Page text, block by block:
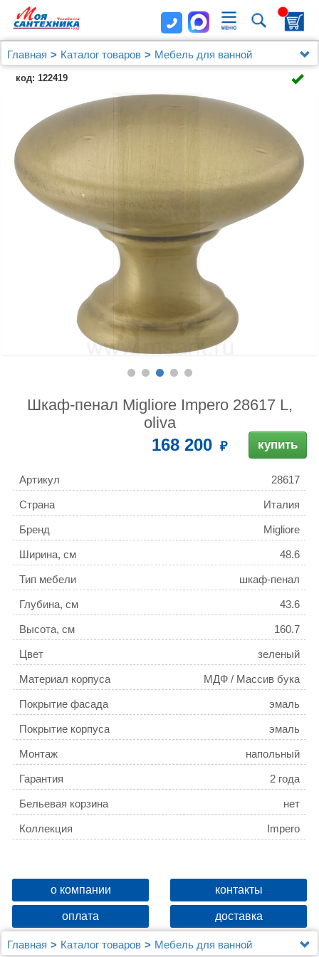
Главная Каталог товаров
Мебель для ванной
Шкафы - пеналы
Шкаф-пенал Migliore Impero 28617 L, oliva
код: 122419
Шкаф-пенал Migliore Impero 28617 L,
oliva
168 200 купить
Артикул 28617
Страна Италия
Бренд Migliore
Ширина, см 48.6
Тип мебели шкаф-пенал
Глубина, см 43.6
Высота, см 160.7
Цвет зеленый
Материал корпуса МДФ / Массив бука
Покрытие фасада эмаль
Покрытие корпуса эмаль
Монтаж напольный
Гарантия 2 года
Бельевая корзина нет
Коллекция Impero
о компании контакты
оплата доставка
Главная Каталог товаров
Мебель для ванной